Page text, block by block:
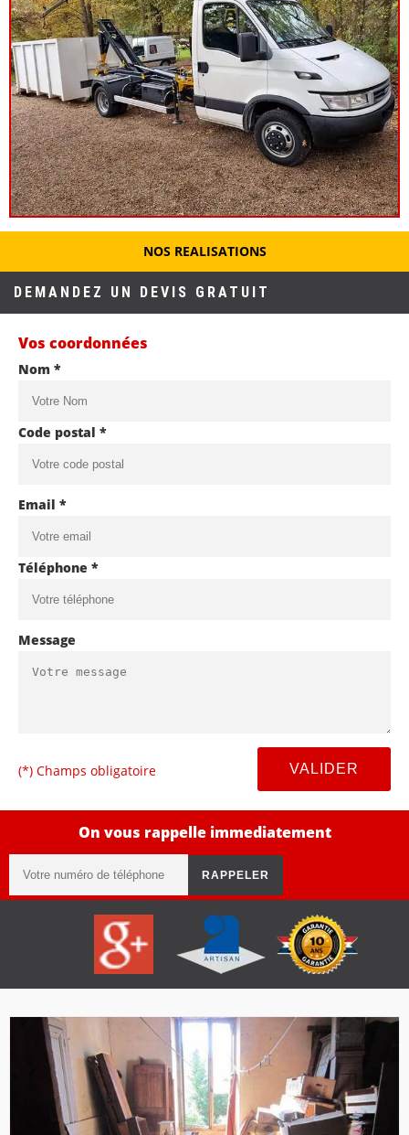
NOS REALISATIONS
DEMANDEZ UN DEVIS GRATUIT
Vos coordonnées
Nom *
Code postal *
Email *
Téléphone *
Message
(*) Champs obligatoire
On vous rappelle immediatement